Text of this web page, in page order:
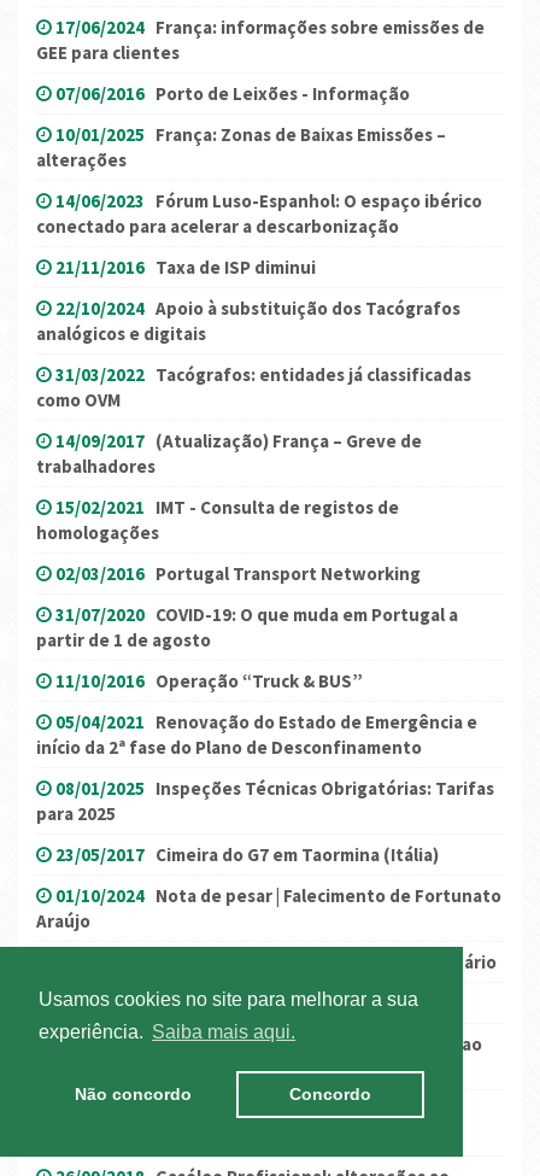
Usamos cookies no site para melhorar a sua
experiência.
Saiba mais aqui.
Não concordo Concordo
17/06/2024 França: informações sobre emissões de
GEE para clientes
07/06/2016 Porto de Leixões - Informação
10/01/2025 França: Zonas de Baixas Emissões –
alterações
14/06/2023 Fórum Luso-Espanhol: O espaço ibérico
conectado para acelerar a descarbonização
21/11/2016 Taxa de ISP diminui
22/10/2024 Apoio à substituição dos Tacógrafos
analógicos e digitais
31/03/2022 Tacógrafos: entidades já classificadas
como OVM
14/09/2017 (Atualização) França – Greve de
trabalhadores
15/02/2021 IMT - Consulta de registos de
homologações
02/03/2016 Portugal Transport Networking
31/07/2020 COVID-19: O que muda em Portugal a
partir de 1 de agosto
11/10/2016 Operação “Truck & BUS”
05/04/2021 Renovação do Estado de Emergência e
início da 2ª fase do Plano de Desconfinamento
08/01/2025 Inspeções Técnicas Obrigatórias: Tarifas
para 2025
23/05/2017 Cimeira do G7 em Taormina (Itália)
01/10/2024 Nota de pesar | Falecimento de Fortunato
Araújo
Porto de Lisboa: Estivadores em Plenário
14/10/2016 Novidades cêntimo sanitário
06/06/2018 Direito a indemnização por infração ao
Movimento “coletes amarelos” em